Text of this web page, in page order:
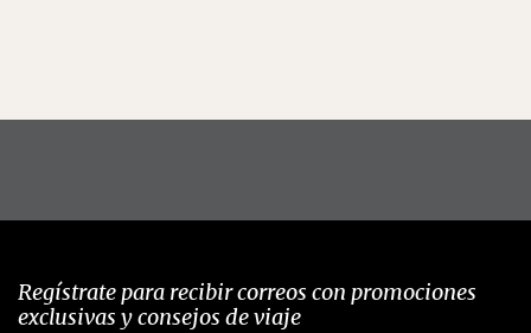
Regístrate para recibir correos con promociones
exclusivas y consejos de viaje